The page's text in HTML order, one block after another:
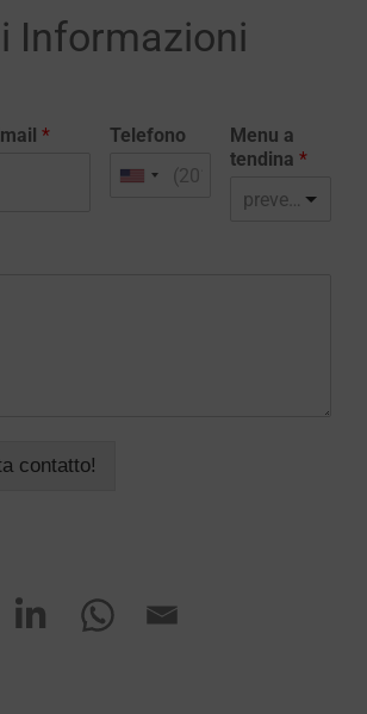
Informazioni
* Telefono
Menu a
tendina *
preventivo realizzazione sito web
contatto!